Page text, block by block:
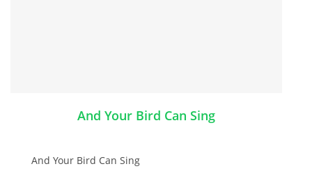
And Your Bird Can Sing
And Your Bird Can Sing